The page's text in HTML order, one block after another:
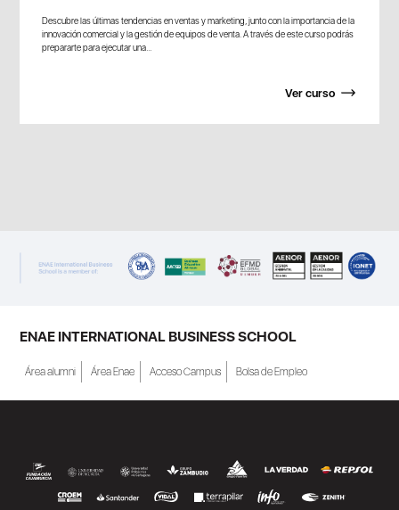
Descubre las últimas tendencias en ventas y marketing, junto con la importancia de la
innovación comercial y la gestión de equipos de venta. A través de este curso podrás
prepararte para ejecutar una...
Ver curso
ENAE INTERNATIONAL BUSINESS SCHOOL
Área alumni Área Enae Acceso Campus Bolsa de Empleo